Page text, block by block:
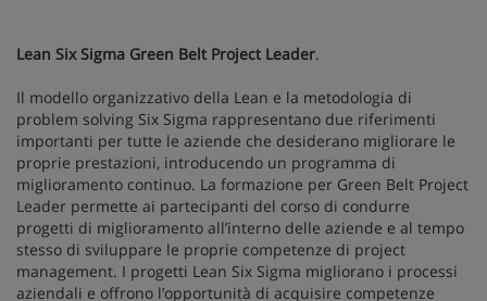
Lean Six Sigma Green Belt Project Leader.
Il modello organizzativo della Lean e la metodologia di
problem solving Six Sigma rappresentano due riferimenti
importanti per tutte le aziende che desiderano migliorare le
proprie prestazioni, introducendo un programma di
miglioramento continuo. La formazione per Green Belt Project
Leader permette ai partecipanti del corso di condurre
progetti di miglioramento all’interno delle aziende e al tempo
stesso di sviluppare le proprie competenze di project
management. I progetti Lean Six Sigma migliorano i processi
aziendali e offrono l’opportunità di acquisire competenze